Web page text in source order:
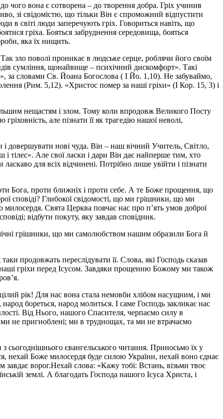
чого вона є сотворена – до творення добра. Гріх учинив
зі свідомістю, що тільки Він є спроможний відпустити
в світі люди заперечують гріх. Говориться навіть, що
гріха. Бояться забруднення середовища, бояться
яка їх нищить.
зло поволі проникає в людське серце, роблячи його своїм
сумління, щонайвище – психічний дискомфорт». Такі
за словами Св. Йоана Богослова ( І Йо. 1,10). Не забуваймо,
(Рим. 5,12). «Христос помер за наші гріхи» (І Кор. 15, 3) і
нещастям і злом. Тому коли впродовж Великого Посту
але пізнати її як трагедію нашої неволі,
довершувати нові чуда. Він – наш вічний Учитель, Світло,
тілес». Але свої ласки і дари Він дає найперше тим, хто
для всіх відчинені. Потрібно лише увійти і пізнати
Бога, проти ближніх і проти себе. А те Боже прощення, що
сповіді? Глибокої свідомості, що ми грішники, що ми
милосердя. Свята Церква повчає нас про п’ять умов доброї
відбути покуту, яку завдав сповідник.
грішники, що ми самолюбством нашим образили Бога й
продовжать переслідувати її. Слова, які Господь сказав
наші гріхи перед Ісусом. Завдяки прощенню Божому ми також
рік! Для нас вона стала немовби хлібом насущним, і ми
бореться, народ молиться. І саме Господь закликає нас
Від Нього, нашого Спасителя, черпаємо силу в
не пригноблені; ми в труднощах, та ми не втрачаємо
євангельського читання. Приносьмо їх у
нехай Боже милосердя буде силою України, нехай воно єднає
ворог.Нехай слова: «Кажу тобі: Встань, візьми твоє
землі. А благодать Господа нашого Ісуса Христа, і